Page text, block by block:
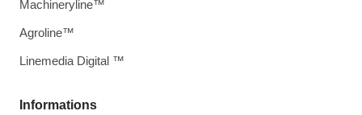
Informations
Machineryline™
Agroline™
Linemedia Digital ™